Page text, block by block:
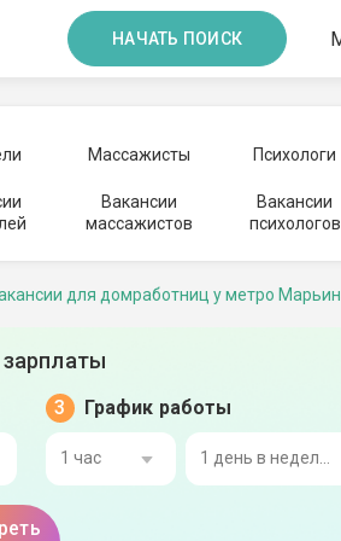
НАЧАТЬ ПОИСК
Массажисты Психологи
Вакансии
массажистов
Вакансии
психологов
для домработниц у метро
График работы